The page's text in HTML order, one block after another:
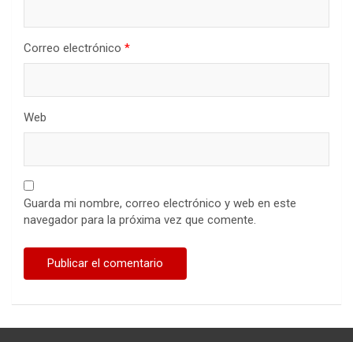
Correo electrónico *
Web
Guarda mi nombre, correo electrónico y web en este
navegador para la próxima vez que comente.